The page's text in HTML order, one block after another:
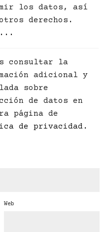
los datos, así
derechos.
consultar la
adicional y
sobre
de datos en
página de
de privacidad .
Web